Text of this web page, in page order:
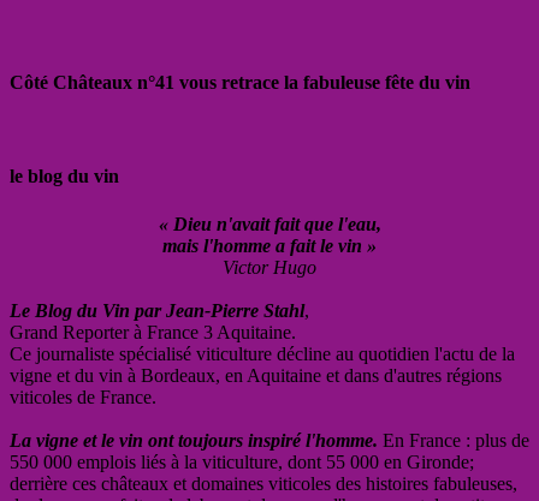
Côté Châteaux n°41 vous retrace la fabuleuse fête du vin
le blog du vin
« Dieu n'avait fait que l'eau,
mais l'homme a fait le vin »
Victor Hugo
Le Blog du Vin par Jean-Pierre Stahl,
Grand Reporter à France 3 Aquitaine.
Ce journaliste spécialisé viticulture décline au quotidien l'actu de la
vigne et du vin à Bordeaux, en Aquitaine et dans d'autres régions
viticoles de France.
La vigne et le vin ont toujours inspiré l'homme. En France : plus de
550 000 emplois liés à la viticulture, dont 55 000 en Gironde;
derrière ces châteaux et domaines viticoles des histoires fabuleuses,